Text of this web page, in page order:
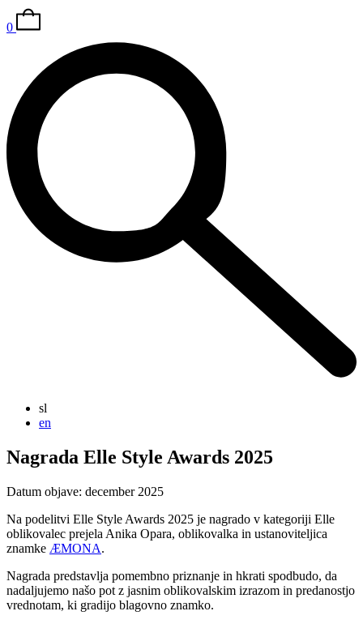
0
sl
en
Nagrada Elle Style Awards 2025
Datum objave: december 2025
Na podelitvi Elle Style Awards 2025 je nagrado v kategoriji Elle
oblikovalec prejela Anika Opara, oblikovalka in ustanoviteljica
znamke ÆMONA.
Nagrada predstavlja pomembno priznanje in hkrati spodbudo, da
nadaljujemo našo pot z jasnim oblikovalskim izrazom in predanostjo
vrednotam, ki gradijo blagovno znamko.